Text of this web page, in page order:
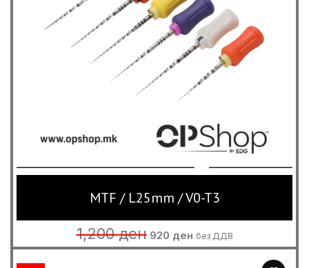
MTF / L25mm / V0-T3
1,200ден Original
price
920 ден Current
price
без ДДВ